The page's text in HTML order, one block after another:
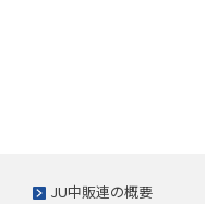
JU中販連の概要